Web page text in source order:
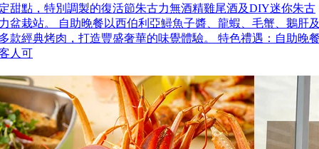
甜點，特別調製的復活節朱古力無酒精雞尾酒及DIY迷你朱古
盆栽站。 自助晚餐以西伯利亞鱘魚子醬、龍蝦、毛蟹、鵝肝
款經典烤肉，打造豐盛奢華的味覺體驗。 特色禮遇：自助晚
人可